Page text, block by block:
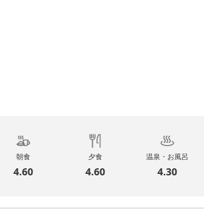
朝食
4.60
夕食
4.60
温泉・お風呂
4.30